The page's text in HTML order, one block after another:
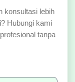
konsultasi lebih
Hubungi kami
tanpa